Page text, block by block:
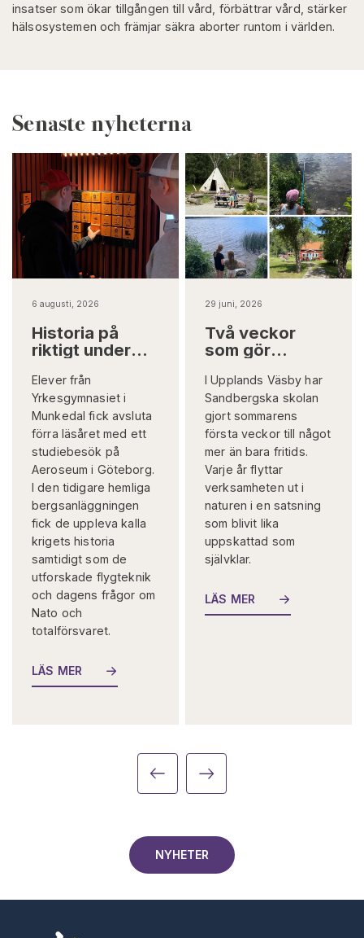
insatser som ökar tillgången till vård, förbättrar vård, stärker
hälsosystemen och främjar säkra aborter runtom i världen.
Senaste nyheterna
6 augusti, 2026
Historia på
riktigt under
Elever från
Yrkesgymnasiet i
Munkedal fick avsluta
förra läsåret med ett
studiebesök på
Aeroseum i Göteborg.
I den tidigare hemliga
bergsanläggningen
fick de uppleva kalla
krigets historia
samtidigt som de
utforskade flygteknik
och dagens frågor om
Nato och
totalförsvaret.
LÄS MER
29 juni, 2026
Två veckor
som gör
riktigt
I Upplands Väsby har
Sandbergska skolan
gjort sommarens
första veckor till något
mer än bara fritids.
Varje år flyttar
verksamheten ut i
naturen i en satsning
som blivit lika
uppskattad som
självklar.
LÄS MER
NYHETER